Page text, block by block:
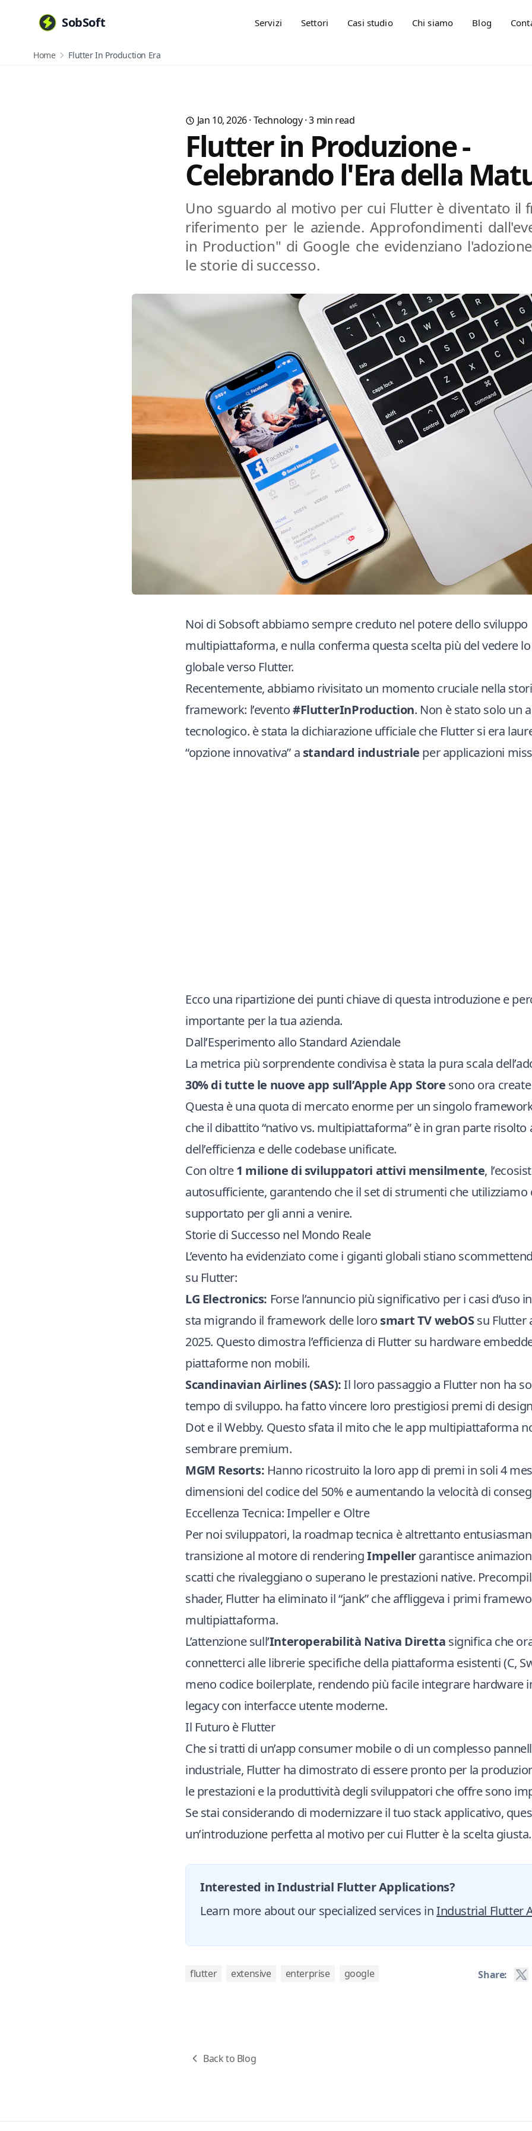
SobSoft Servizi Settori Casi studio Chi siamo Blog
Home Flutter In Production Era
Jan 10, 2026· Technology·3 min read
Flutter in Produzione -
Celebrando l'Era della
Uno sguardo al motivo per cui Flutter è diventato il
riferimento per le aziende. Approfondimenti
in Production" di Google che evidenziano
le storie di successo.
Noi di Sobsoft abbiamo sempre creduto nel potere dello sviluppo
multipiattaforma, e nulla conferma questa scelta più del vedere
globale verso Flutter.
Recentemente, abbiamo rivisitato un momento cruciale nella
framework: l’evento#FlutterInProduction. Non è stato solo un
tecnologico. è stata la dichiarazione ufficiale che Flutter si era
“opzione innovativa” a standard industriale per applicazioni
Ecco una ripartizione dei punti chiave di questa introduzione e
importante per la tua azienda.
Dall’Esperimento allo Standard Aziendale
La metrica più sorprendente condivisa è stata la pura scala
30% di tutte le nuove app sull’Apple App Store sono ora
Questa è una quota di mercato enorme per un singolo
che il dibattito “nativo vs. multipiattaforma” è in gran parte risolto
dell’efficienza e delle codebase unificate.
Con oltre1 milione di sviluppatori attivi mensilmente,
autosufficiente, garantendo che il set di strumenti che utilizziamo
supportato per gli anni a venire.
Storie di Successo nel Mondo Reale
L’evento ha evidenziato come i giganti globali stiano
su Flutter:
LG Electronics: Forse l’annuncio più significativo per i casi d’uso
sta migrando il framework delle loro smart TV webOSsu Flutter
2025. Questo dimostra l’efficienza di Flutter su hardware
piattaforme non mobili.
Scandinavian Airlines (SAS):Il loro passaggio a Flutter non ha
tempo di sviluppo. ha fatto vincere loro prestigiosi premi di
Dot e il Webby. Questo sfata il mito che le app multipiattaforma
sembrare premium.
MGM Resorts: Hanno ricostruito la loro app di premi in soli 4
dimensioni del codice del 50% e aumentando la velocità di
Eccellenza Tecnica: Impeller e Oltre
Per noi sviluppatori, la roadmap tecnica è altrettanto
transizione al motore di renderingImpellergarantisce
scatti che rivaleggiano o superano le prestazioni native.
shader, Flutter ha eliminato il “jank” che affliggeva i primi
multipiattaforma.
L’attenzione sull’Interoperabilità Nativa Diretta significa che
connetterci alle librerie specifiche della piattaforma esistenti (C,
meno codice boilerplate, rendendo più facile integrare hardware
legacy con interfacce utente moderne.
Il Futuro è Flutter
Che si tratti di un’app consumer mobile o di un complesso
industriale, Flutter ha dimostrato di essere pronto per la
le prestazioni e la produttività degli sviluppatori che offre sono
Se stai considerando di modernizzare il tuo stack applicativo,
un’introduzione perfetta al motivo per cui Flutter è la scelta giusta.
Interested in Industrial Flutter Applications?
Learn more about our specialized services inIndustrial Flutter
flutter extensive enterprise google Share:
Back to Blog